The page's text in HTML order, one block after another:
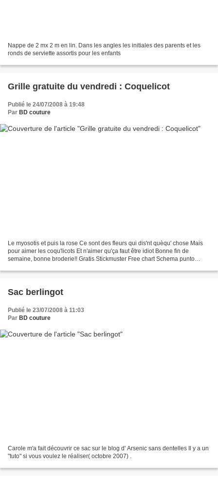
Nappe de 2 mx 2 m en lin. Dans les angles les initiales des parents et les
ronds de serviette assortis pour les enfants
Grille gratuite du vendredi : Coquelicot
Publié le 24/07/2008 à 19:48
Par BD couture
Le myosotis et puis la rose Ce sont des fleurs qui dis'nt quèqu' chose Mais
pour aimer les coqu'licots Et n'aimer qu'ça faut être idiot Bonne fin de
semaine, bonne broderie!! Gratis Stickmuster Free chart Schema punto
Sac berlingot
Publié le 23/07/2008 à 11:03
Par BD couture
Carole m'a fait découvrir ce sac sur le blog d' Arsenic sans dentelles Il y a un
"tuto" si vous voulez le réaliser( octobre 2007) .